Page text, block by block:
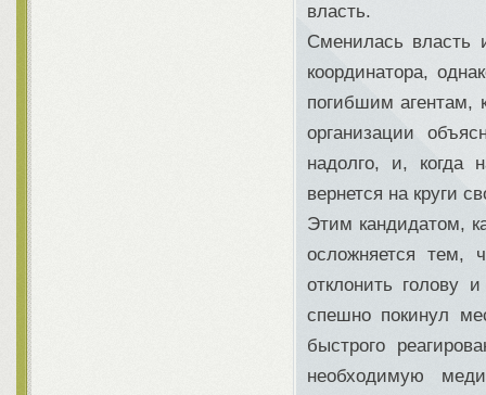
власть.
Сменилась власть
координатора,
погибшим агентам,
организации
надолго, и, когда
вернется на круги
Этим кандидатом,
осложняется тем,
отклонить голову
спешно покинул
быстрого
необходимую